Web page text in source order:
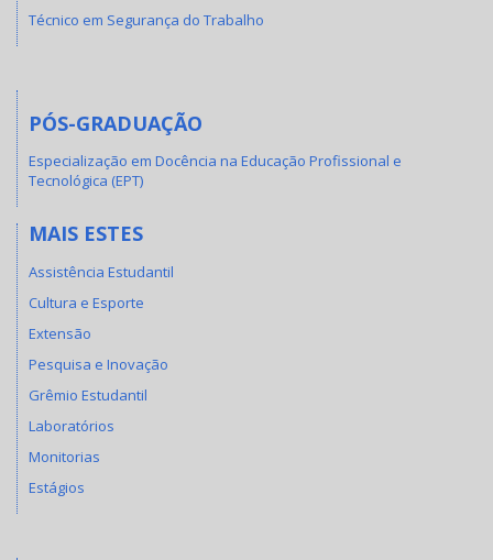
Técnico em Segurança do Trabalho
PÓS-GRADUAÇÃO
Especialização em Docência na Educação Profissional e
Tecnológica (EPT)
MAIS ESTES
Assistência Estudantil
Cultura e Esporte
Extensão
Pesquisa e Inovação
Grêmio Estudantil
Laboratórios
Monitorias
Estágios